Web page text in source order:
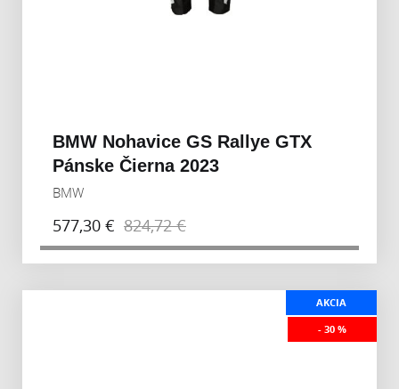
BMW Nohavice GS Rallye GTX
Pánske Čierna 2023
BMW
577,30 € 824,72 €
AKCIA
- 30 %